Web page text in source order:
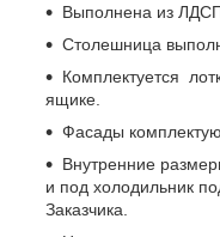
Выполнена из
Столешница
Комплектуется
ящике.
Фасады
Внутренние
и под холодильник
Заказчика.